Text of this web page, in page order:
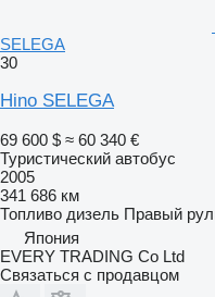
SELEGA
30
Hino SELEGA
69 600 $ ≈ 60 340 €
Туристический автобус
2005
341 686 км
Топливо дизель Правый
Япония
EVERY TRADING Co Ltd
Связаться с продавцом